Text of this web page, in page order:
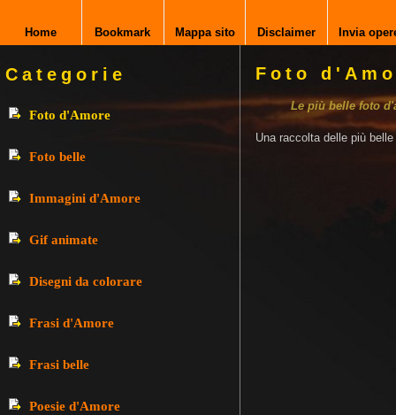
Home Bookmark Mappa sito Disclaimer Invia
Categorie
Foto d'Amore
Foto belle
Immagini d'Amore
Gif animate
Disegni da colorare
Frasi d'Amore
Frasi belle
Poesie d'Amore
Foto
Le più belle foto
Una raccolta delle più